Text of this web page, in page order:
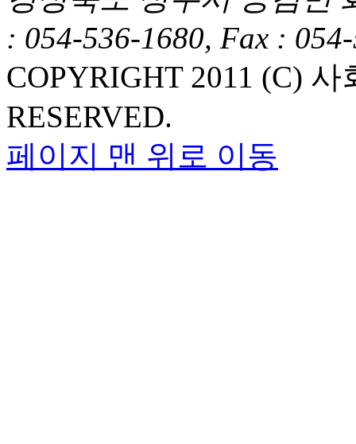
: 054-536-1680, Fax :
COPYRIGHT 2011 (C)
RESERVED.
페이지 맨 위로 이동